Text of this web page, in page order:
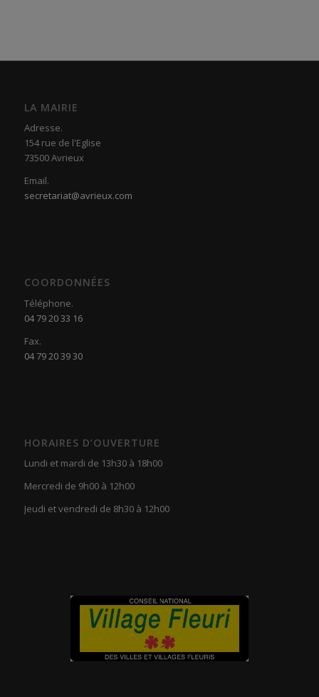
LA MAIRIE
Adresse.
154 rue de l'Eglise
73500 Avrieux
Email.
secretariat@avrieux.com
COORDONNÉES
Téléphone.
04 79 20 33 16
Fax.
04 79 20 39 30
HORAIRES D’OUVERTURE
Lundi et mardi de 13h30 à 18h00
Mercredi de 9h00 à 12h00
Jeudi et vendredi de 8h30 à 12h00